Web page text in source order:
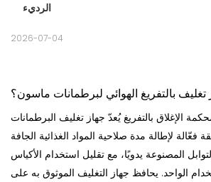
الرديء
2026-07-04
تغليف بالتفريغ الهوائي لبرطمانات ماسون؟
الإغلاق بالتفريغيُعدّ جهاز تغليف البرطمانات
فعّالة لإطالة مدة صلاحية المواد الغذائية الجافة
المصنوعة يدويًا، مع تقليل استخدام الأكياس
الواحد. يحافظ جهاز التغليف الموثوق به على